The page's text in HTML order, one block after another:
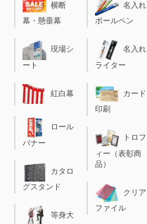
横断
幕・懸垂幕
現場シ
ート
紅白幕
ロール
バナー
カタロ
グスタンド
等身大
名入れ
ボールペン
名入れ
ライター
カード
印刷
トロフ
ィー（表彰商
品）
クリア
ファイル